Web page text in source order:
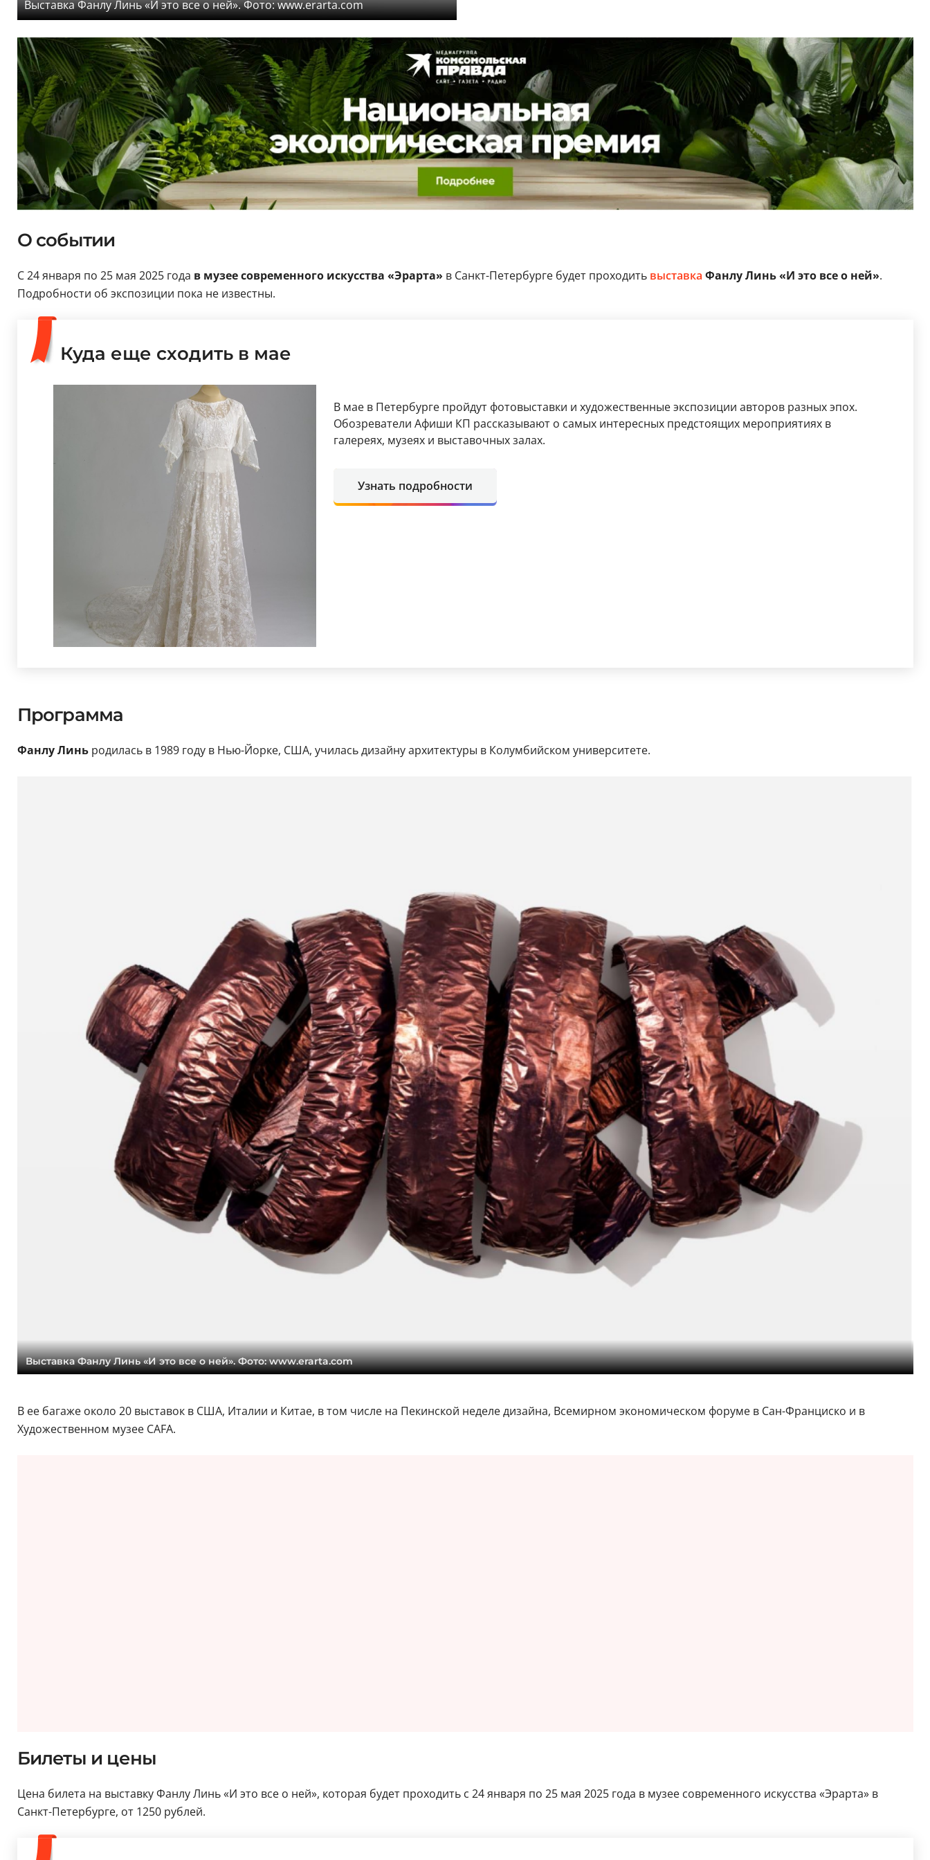
Выставка Фанлу Линь «И это все о ней». Фото: www.erarta.com
О событии
С 24 января по 25 мая 2025 года в музее современного искусства «Эрарта» в Санкт-Петербурге будет проходить выставка Фанлу Линь «И это все о ней».
Подробности об экспозиции пока не известны.
Куда еще сходить в мае
В мае в Петербурге пройдут фотовыставки и художественные экспозиции авторов разных эпох.
Обозреватели Афиши КП рассказывают о самых интересных предстоящих мероприятиях в
галереях, музеях и выставочных залах.
Узнать подробности
Программа
Фанлу Линьродилась в 1989 году в Нью-Йорке, США, училась дизайну архитектуры в Колумбийском университете.
Выставка Фанлу Линь «И это все о ней». Фото: www.erarta.com
В ее багаже около 20 выставок в США, Италии и Китае, в том числе на Пекинской неделе дизайна, Всемирном экономическом форуме в Сан-Франциско и в
Художественном музее CAFA.
Билеты и цены
Цена билета на выставку Фанлу Линь «И это все о ней», которая будет проходить с 24 января по 25 мая 2025 года в музее современного искусства «Эрарта» в
Санкт-Петербурге, от 1250 рублей.